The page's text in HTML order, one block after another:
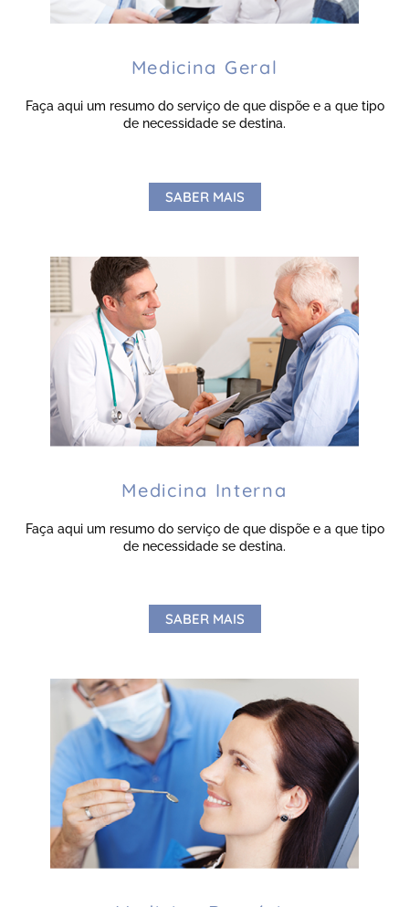
Medicina Geral
Faça aqui um resumo do serviço de que dispõe e a que tipo
de necessidade se destina.
SABER MAIS
Medicina Interna
Faça aqui um resumo do serviço de que dispõe e a que tipo
de necessidade se destina.
SABER MAIS